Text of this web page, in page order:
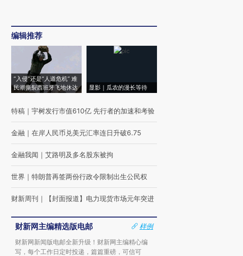
编辑推荐
“入侵”还是“人道危机” 难
民潮撕裂西班牙飞地休达
显影｜瓜农的漫长等待
特稿 ｜ 宇树发行市值610亿 先行者的加速和考验
金融 ｜ 在岸人民币兑美元汇率连日升破6.75
金融我闻 ｜ 艾路明及多名股东被拘
世界 ｜ 特朗普再签两份行政令限制出生公民权
财新周刊 ｜ 【封面报道】电力现货市场元年突进
财新网主编精选版电邮
样例
财新网新闻版电邮全新升级！财新网主编精心编
写，每个工作日定时投递，篇篇重磅，可信可